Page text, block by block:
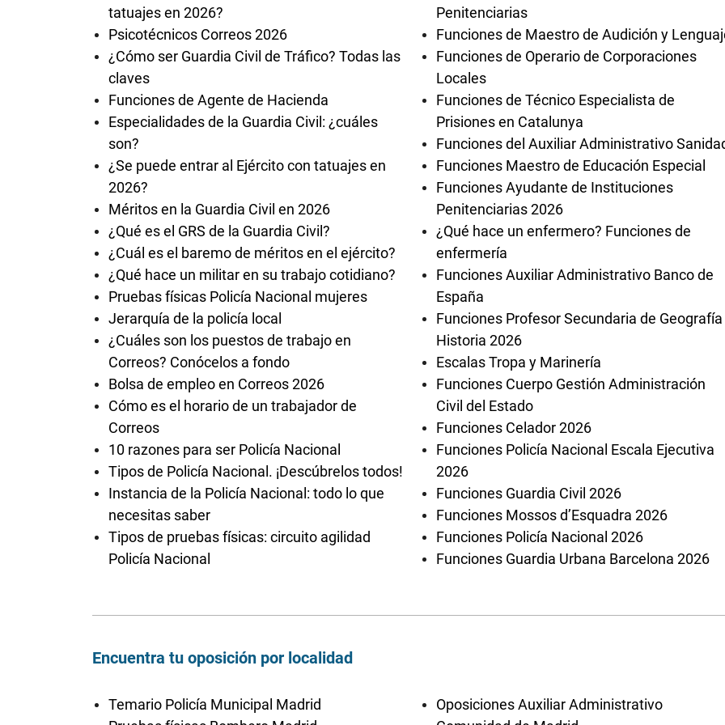
tatuajes en 2026?
Psicotécnicos Correos 2026
¿Cómo ser Guardia Civil de Tráfico? Todas las
claves
Funciones de Agente de Hacienda
Especialidades de la Guardia Civil: ¿cuáles
son?
¿Se puede entrar al Ejército con tatuajes en
2026?
Méritos en la Guardia Civil en 2026
¿Qué es el GRS de la Guardia Civil?
¿Cuál es el baremo de méritos en el ejército?
¿Qué hace un militar en su trabajo cotidiano?
Pruebas físicas Policía Nacional mujeres
Jerarquía de la policía local
¿Cuáles son los puestos de trabajo en
Correos? Conócelos a fondo
Bolsa de empleo en Correos 2026
Cómo es el horario de un trabajador de
Correos
10 razones para ser Policía Nacional
Tipos de Policía Nacional. ¡Descúbrelos todos!
Instancia de la Policía Nacional: todo lo que
necesitas saber
Tipos de pruebas físicas: circuito agilidad
Policía Nacional
Penitenciarias
Funciones de Maestro de Audición y
Funciones de Operario de Corporaciones
Locales
Funciones de Técnico Especialista de
Prisiones en Catalunya
Funciones del Auxiliar Administrativo
Funciones Maestro de Educación Especial
Funciones Ayudante de Instituciones
Penitenciarias 2026
¿Qué hace un enfermero? Funciones de
enfermería
Funciones Auxiliar Administrativo Banco de
España
Funciones Profesor Secundaria de Geografía
Historia 2026
Escalas Tropa y Marinería
Funciones Cuerpo Gestión Administración
Civil del Estado
Funciones Celador 2026
Funciones Policía Nacional Escala Ejecutiva
2026
Funciones Guardia Civil 2026
Funciones Mossos d’Esquadra 2026
Funciones Policía Nacional 2026
Funciones Guardia Urbana Barcelona 2026
Encuentra tu oposición por localidad
Temario Policía Municipal Madrid
Oposiciones Auxiliar Administrativo